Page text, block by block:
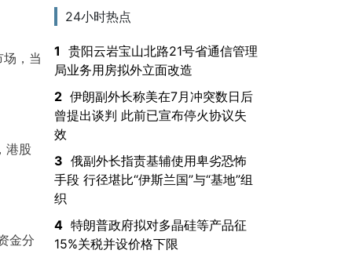
，当
港股
金分
24小时热点
1 贵阳云岩宝山北路21号省通信管理
局业务用房拟外立面改造
2 伊朗副外长称美在7月冲突数日后
曾提出谈判 此前已宣布停火协议失
效
3 俄副外长指责基辅使用卑劣恐怖
手段 行径堪比“伊斯兰国”与“基地”组
织
4 特朗普政府拟对多晶硅等产品征
15%关税并设价格下限